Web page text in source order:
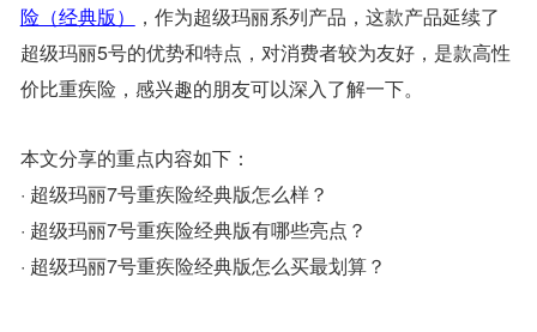
险（经典版）
，作为超级玛丽系列产品，这款产品延续了
超级玛丽5号的优势和特点，对消费者较为友好，是款高性
价比重疾险，感兴趣的朋友可以深入了解一下。
本文分享的重点内容如下：
· 超级玛丽7号重疾险经典版怎么样？
· 超级玛丽7号重疾险经典版有哪些亮点？
· 超级玛丽7号重疾险经典版怎么买最划算？